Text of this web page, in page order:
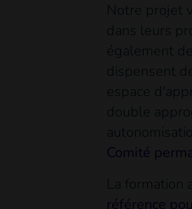
Notre projet
dans leurs
également
dispensent
espace
double
Comité
La formation
référence